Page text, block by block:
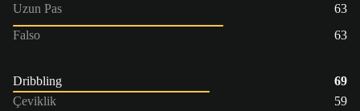
Uzun Pas
63
Falso
63
Dribbling
69
Çeviklik
59